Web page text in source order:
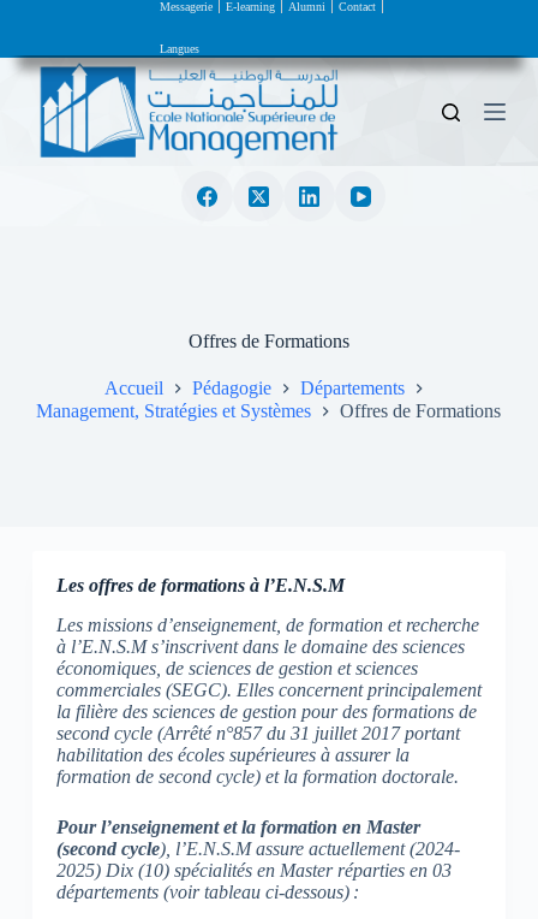
s
Messagerie E-learning Alumni Contact
Langues
Offres de Formations
Accueil Pédagogie
Départements
Management, Stratégies et Systèmes
Offres de Formations
Les offres de formations à l’E.N.S.M
Les missions d’enseignement, de formation et recherche
à l’E.N.S.M s’inscrivent dans le domaine des sciences
économiques, de sciences de gestion et sciences
commerciales (SEGC). Elles concernent principalement
la filière des sciences de gestion pour des formations de
second cycle (Arrêté n°857 du 31 juillet 2017 portant
habilitation des écoles supérieures à assurer la
formation de second cycle) et la formation doctorale.
Pour l’enseignement et la formation en Master
(second cycle), l’E.N.S.M assure actuellement (2024-
2025) Dix (10) spécialités en Master réparties en 03
départements (voir tableau ci-dessous) :